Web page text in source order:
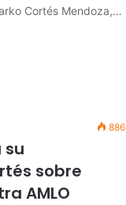
Cortés Mendoza,…
886
su
sobre
AMLO